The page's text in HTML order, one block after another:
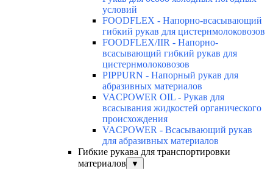
условий
FOODFLEX - Напорно-всасывающий
гибкий рукав для цистернмолоковозов
FOODFLEX/IIR - Напорно-
всасывающий гибкий рукав для
цистернмолоковозов
PIPPURN - Напорный рукав для
абразивных материалов
VACPOWER OIL - Рукав для
всасывания жидкостей органического
происхождения
VACPOWER - Всасывающий рукав
для абразивных материалов
Гибкие рукава для транспортировки
материалов
▼